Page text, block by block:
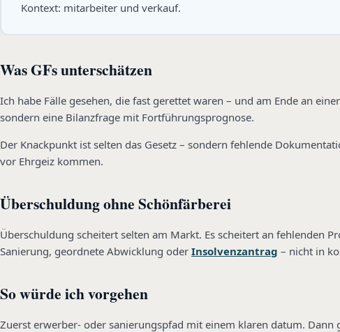
Kontext: mitarbeiter und verkauf.
Was GFs unterschätzen
Ich habe Fälle gesehen, die fast gerettet waren – und am Ende an
sondern eine Bilanzfrage mit Fortführungsprognose.
Der Knackpunkt ist selten das Gesetz – sondern fehlende
vor Ehrgeiz kommen.
Überschuldung ohne Schönfärberei
Überschuldung scheitert selten am Markt. Es scheitert an fehlenden
Sanierung, geordnete Abwicklung oder Insolvenzantrag – nicht in
So würde ich vorgehen
Zuerst erwerber- oder sanierungspfad mit einem klaren datum.